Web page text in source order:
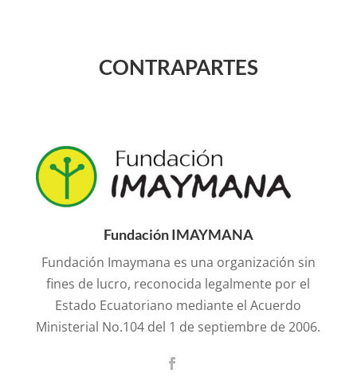
CONTRAPARTES
Fundación IMAYMANA
Fundación Imaymana es una organización sin
fines de lucro, reconocida legalmente por el
Estado Ecuatoriano mediante el Acuerdo
Ministerial No.104 del 1 de septiembre de 2006.